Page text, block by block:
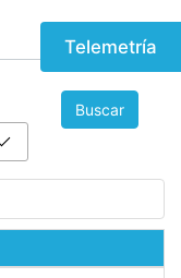
Telemetría
Buscar